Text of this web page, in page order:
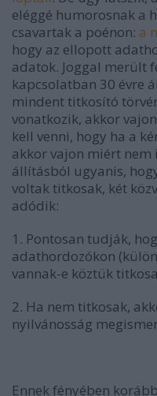
eléggé humorosnak a
csavartak a poénon: a
hogy az ellopott
adatok. Joggal merült
kapcsolatban 30 évre
mindent titkosító
vonatkozik, akkor
kell venni, hogy ha a
akkor vajon miért nem
állításból ugyanis,
voltak titkosak, két
adódik:
1. Pontosan tudják,
adathordozókon
vannak-e köztük
2. Ha nem titkosak,
nyilvánosság
Ennek fényében